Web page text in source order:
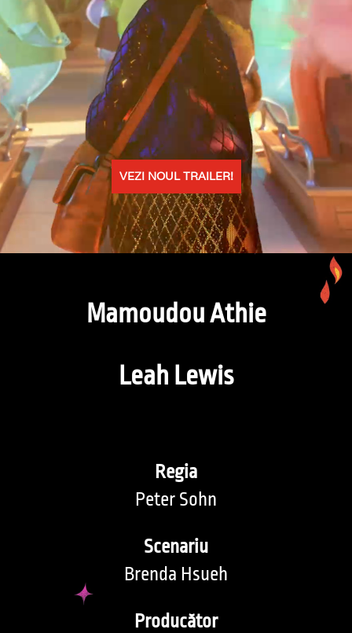
VEZI NOUL TRAILER!
Mamoudou Athie
Leah Lewis
Regia
Peter Sohn
Scenariu
Brenda Hsueh
Producător